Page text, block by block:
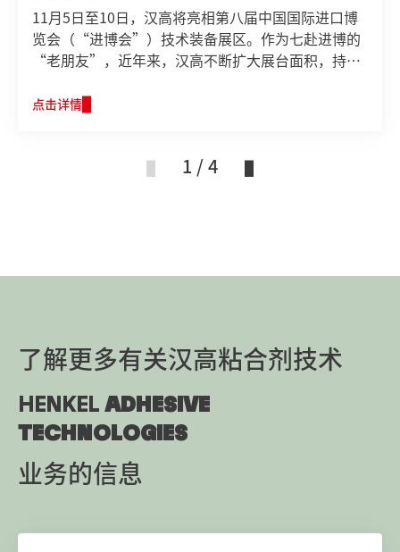
11月5日至10日，汉高将亮相第八届中国国际进口博
览会（“进博会”）技术装备展区。作为七赴进博的
“老朋友”，近年来，汉高不断扩大展台面积，持续
来” 的主题，以150平米特色展台，系统呈现旗下多
点击详情
1 / 4
了解更多有关汉高粘合剂技术
HENKEL ADHESIVE
TECHNOLOGIES
业务的信息